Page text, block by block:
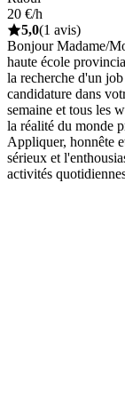
20 €/h
5,0(1 avis)
Bonjour Madame/
haute école
la recherche d'un
candidature dans
semaine et tous les
la réalité du monde
Appliquer, honnête
sérieux et
activités